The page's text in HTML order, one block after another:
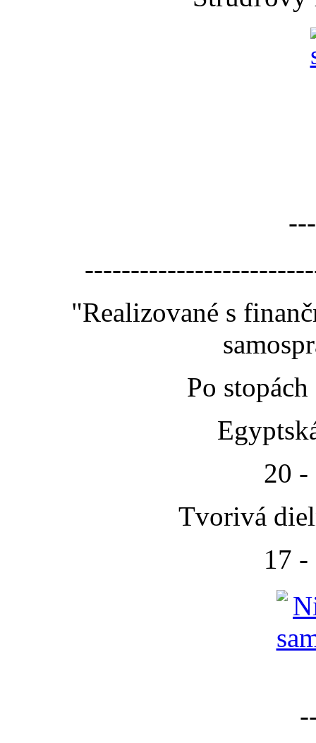
"Realizované s
Po
20 -
Tvorivá
17 -